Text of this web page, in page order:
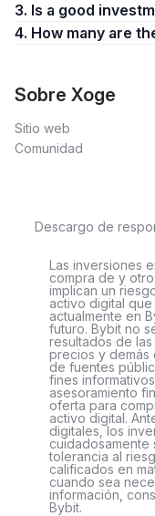
3. Is a good
4. How many
Sobre Xoge
Sitio web
Comunidad
Descargo de
Las inversiones
compra de y
implican un
activo digital
actualmente en
futuro. Bybit no
resultados de
precios y demás
de fuentes
fines
asesoramiento
oferta para
activo digital.
digitales, los
cuidadosamente
tolerancia al
calificados en
cuando sea
información,
Bybit.